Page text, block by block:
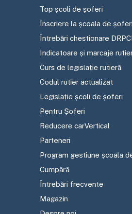
Top școli de șoferi
Înscriere la școala de șoferi
Întrebări chestionare
Indicatoare și marcaje
Curs de legislație rutieră
Codul rutier actualizat
Legislație școli de șoferi
Pentru Șoferi
Reducere carVertical
Parteneri
Program gestiune școala
Cumpără
Întrebări frecvente
Magazin